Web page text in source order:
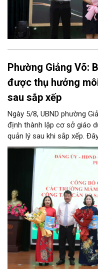
Phường Giảng Võ:
được thụ hưởng
sau sắp xếp
Ngày 5/8, UBND phường
định thành lập cơ sở giáo
quản lý sau khi sắp xếp.
trình kiện toàn tổ chức bộ
nâng cao hiệu lực, hiệu
Trung ương và kế hoạch